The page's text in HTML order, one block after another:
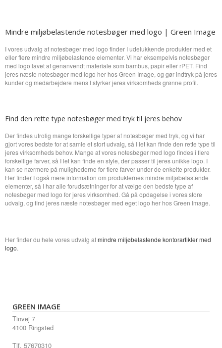
Mindre miljøbelastende notesbøger med logo | Green Image
I vores udvalg af notesbøger med logo finder I udelukkende produkter med et
eller flere mindre miljøbelastende elementer. Vi har eksempelvis notesbøger
med logo lavet af genanvendt materiale som bambus, papir eller rPET. Find
jeres næste notesbøger med logo her hos Green Image, og gør indtryk på jeres
kunder og medarbejdere mens I styrker jeres virksomheds grønne profil.
Find den rette type notesbøger med tryk til jeres behov
Der findes utrolig mange forskellige typer af notesbøger med tryk, og vi har
gjort vores bedste for at samle et stort udvalg, så I let kan finde den rette type til
jeres virksomheds behov. Mange af vores notesbøger med logo findes i flere
forskellige farver, så I let kan finde en style, der passer til jeres unikke logo. I
kan se nærmere på mulighederne for flere farver under de enkelte produkter.
Her finder I også mere information om produkternes mindre miljøbelastende
elementer, så I har alle forudsætninger for at vælge den bedste type af
notesbøger med logo for jeres virksomhed. Gå på opdagelse i vores store
udvalg, og find jeres næste notesbøger med eget logo her hos Green Image.
Her finder du hele vores udvalg afmindre miljøbelastende kontorartikler med
logo.
GREEN IMAGE
Tinvej 7
4100 Ringsted
Tlf. 57670310